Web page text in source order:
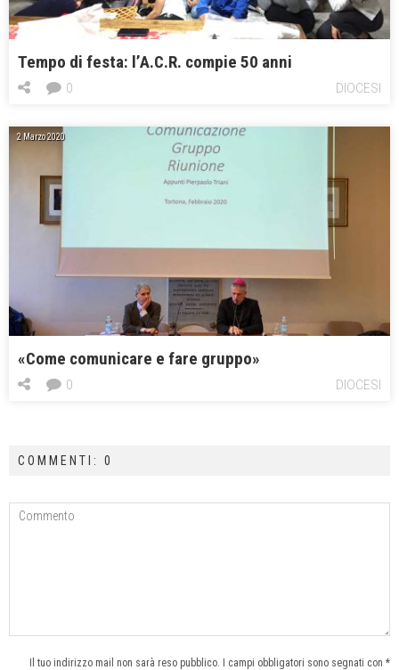
Tempo di festa: l’A.C.R. compie 50 anni
DIOCESI
0
2 Marzo 2020
«Come comunicare e fare gruppo»
DIOCESI
0
COMMENTI: 0
Il tuo indirizzo mail non sarà reso pubblico. I campi obbligatori sono segnati con *